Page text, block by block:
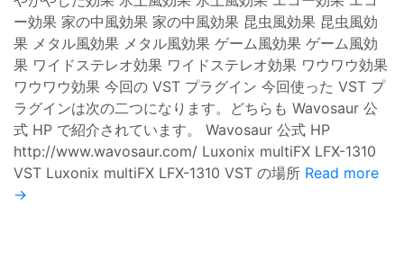
ー効果 家の中風効果 家の中風効果 昆虫風効果 昆虫風効
果 メタル風効果 メタル風効果 ゲーム風効果 ゲーム風効
果 ワイドステレオ効果 ワイドステレオ効果 ワウワウ効果
ワウワウ効果 今回の VST プラグイン 今回使った VST プ
ラグインは次の二つになります。どちらも Wavosaur 公
式 HP で紹介されています。 Wavosaur 公式 HP
http://www.wavosaur.com/ Luxonix multiFX LFX-1310
VST Luxonix multiFX LFX-1310 VST の場所 Read more
→